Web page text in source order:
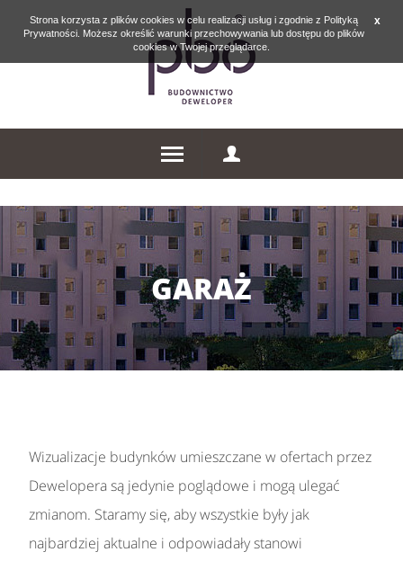
x
Strona korzysta z plików cookies w celu realizacji usług i zgodnie z Polityką
Prywatności. Możesz określić warunki przechowywania lub dostępu do plików
cookies w Twojej przeglądarce.
GARAŻ
Wizualizacje budynków umieszczane w ofertach przez
Dewelopera są jedynie poglądowe i mogą ulegać
zmianom. Staramy się, aby wszystkie były jak
najbardziej aktualne i odpowiadały stanowi